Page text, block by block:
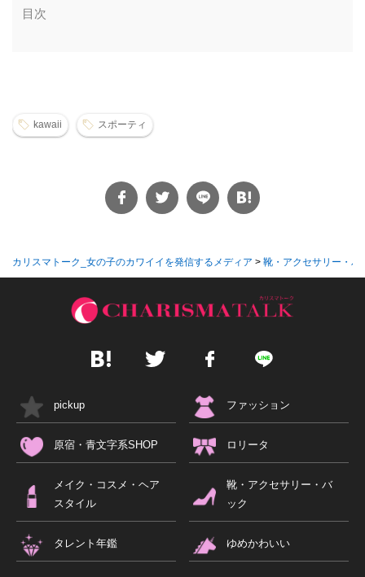
目次
kawaii スポーティ
カリスマトーク_女の子のカワイイを発信するメディア > 靴・アクセサリー・バ
pickup ファッション
原宿・青文字系SHOP ロリータ
メイク・コスメ・ヘア
スタイル
靴・アクセサリー・バ
ック
タレント年鑑 ゆめかわいい